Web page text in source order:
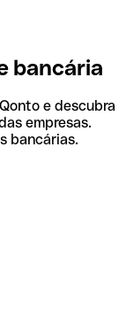
bancária
e descubra
empresas.
bancárias.